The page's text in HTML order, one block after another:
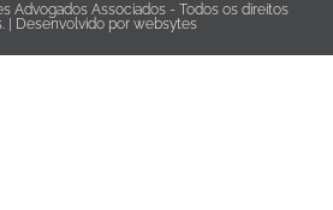
Advogados Associados - Todos os direitos
| Desenvolvido por websytes